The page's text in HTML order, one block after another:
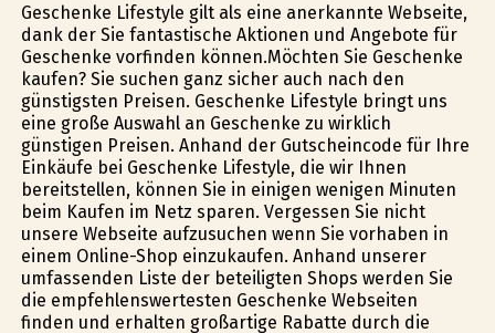
Geschenke Lifestyle gilt als eine anerkannte Webseite,
dank der Sie fantastische Aktionen und Angebote für
Geschenke vorfinden können.Möchten Sie Geschenke
kaufen? Sie suchen ganz sicher auch nach den
günstigsten Preisen. Geschenke Lifestyle bringt uns
eine große Auswahl an Geschenke zu wirklich
günstigen Preisen. Anhand der Gutscheincode für Ihre
Einkäufe bei Geschenke Lifestyle, die wir Ihnen
bereitstellen, können Sie in einigen wenigen Minuten
beim Kaufen im Netz sparen. Vergessen Sie nicht
unsere Webseite aufzusuchen wenn Sie vorhaben in
einem Online-Shop einzukaufen. Anhand unserer
umfassenden Liste der beteiligten Shops werden Sie
die empfehlenswertesten Geschenke Webseiten
finden und erhalten großartige Rabatte durch die